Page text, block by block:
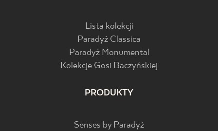
Lista kolekcji
Paradyż Classica
Paradyż Monumental
Kolekcje Gosi Baczyńskiej
PRODUKTY
Senses by Paradyż